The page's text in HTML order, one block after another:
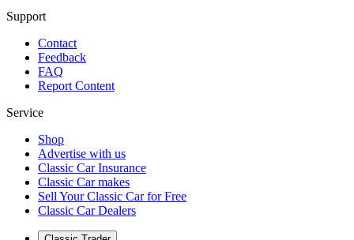
Support
Contact
Feedback
FAQ
Report Content
Service
Shop
Advertise with us
Classic Car Insurance
Classic Car makes
Sell Your Classic Car for Free
Classic Car Dealers